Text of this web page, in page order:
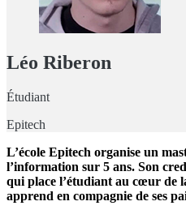
Léo Riberon
Étudiant
Epitech
L’école Epitech organise un
l’information sur 5 ans. Son
qui place l’étudiant au cœur de
apprend en compagnie de ses